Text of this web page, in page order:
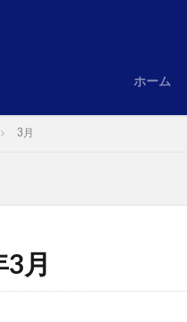
ホーム
3月
月